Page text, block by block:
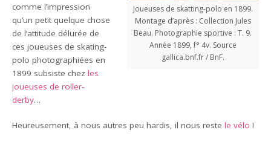
Joueuses de skatting-polo en 1899.
Montage d’après : Collection Jules
Beau. Photographie sportive : T. 9.
Année 1899, f° 4v. Source
gallica.bnf.fr / BnF.
comme l’impression
qu’un petit quelque chose
de l’attitude délurée de
ces joueuses de skating-
polo photographiées en
1899 subsiste chezles
joueuses de roller-
derby…
Heureusement, à nous autres peu hardis, il nous restele vélo !